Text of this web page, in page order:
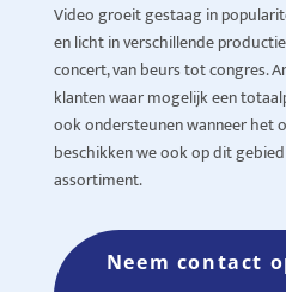
Video groeit gestaag in
en licht in verschillende
concert, van beurs tot congres.
klanten waar mogelijk een
ook ondersteunen wanneer het
beschikken we ook op dit
assortiment.
Neem contact